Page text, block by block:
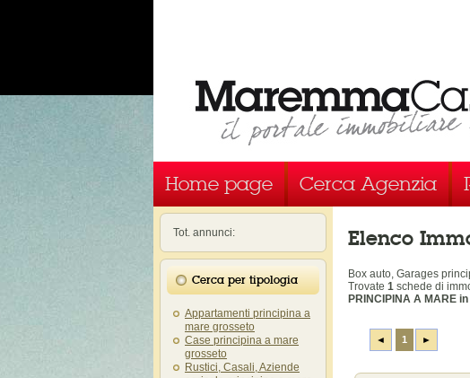
Home page Cerca Agenzia
Tot. annunci:
Cerca per tipologia
Appartamenti principina a
mare grosseto
Case principina a mare
grosseto
Rustici, Casali, Aziende
Elenco
Box auto, Garages
Trovate 1 schede di
PRINCIPINA A MARE in
◄ 1 ►